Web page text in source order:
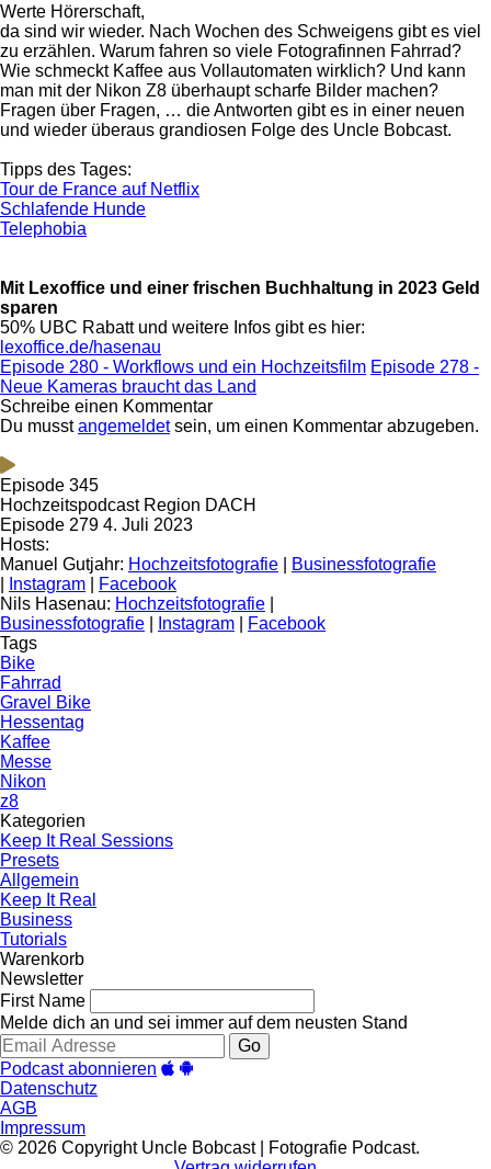
Werte Hörerschaft,
da sind wir wieder. Nach Wochen des Schweigens gibt es viel
zu erzählen. Warum fahren so viele Fotografinnen Fahrrad?
Wie schmeckt Kaffee aus Vollautomaten wirklich? Und kann
man mit der Nikon Z8 überhaupt scharfe Bilder machen?
Fragen über Fragen, … die Antworten gibt es in einer neuen
und wieder überaus grandiosen Folge des Uncle Bobcast.
Tipps des Tages:
Tour de France auf Netflix
Schlafende Hunde
Telephobia
Mit Lexoffice und einer frischen Buchhaltung in 2023 Geld
sparen
50% UBC Rabatt und weitere Infos gibt es hier:
lexoffice.de/hasenau
Episode 280 - Workflows und ein Hochzeitsfilm Episode 278 -
Neue Kameras braucht das Land
Schreibe einen Kommentar
Du musstangemeldetsein, um einen Kommentar abzugeben.
Episode 345
Hochzeitspodcast Region DACH
Episode 279 4. Juli 2023
Hosts:
Manuel Gutjahr: Hochzeitsfotografie
Businessfotografie
Instagram
Facebook
Nils Hasenau: Hochzeitsfotografie
Businessfotografie
Instagram
Facebook
Tags
Bike
Fahrrad
Gravel Bike
Hessentag
Kaffee
Messe
Nikon
z8
Kategorien
Keep It Real Sessions
Presets
Allgemein
Keep It Real
Business
Tutorials
Warenkorb
Newsletter
First Name
Melde dich an und sei immer auf dem neusten Stand
Go
Podcast abonnieren
Datenschutz
AGB
Impressum
© 2026 Copyright Uncle Bobcast | Fotografie Podcast.